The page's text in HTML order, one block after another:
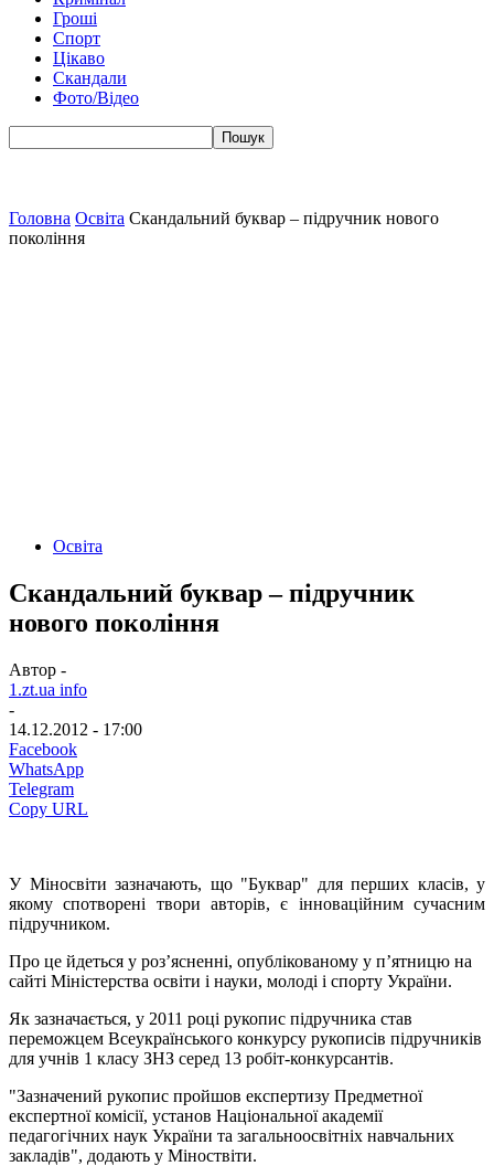
Гроші
Спорт
Цікаво
Скандали
Фото/Відео
Головна Освіта Скандальний буквар – підручник нового
покоління
Освіта
Скандальний буквар – підручник
нового покоління
Автор -
1.zt.ua info
-
14.12.2012 - 17:00
Facebook
WhatsApp
Telegram
Copy URL
У Міносвіти зазначають, що "Буквар" для перших класів, у
якому спотворені твори авторів, є інноваційним сучасним
підручником.
Про це йдеться у роз’ясненні, опублікованому у п’ятницю на
сайті Міністерства освіти і науки, молоді і спорту України.
Як зазначається, у 2011 році рукопис підручника став
переможцем Всеукраїнського конкурсу рукописів підручників
для учнів 1 класу ЗНЗ серед 13 робіт-конкурсантів.
"Зазначений рукопис пройшов експертизу Предметної
експертної комісії, установ Національної академії
педагогічних наук України та загальноосвітніх навчальних
закладів", додають у Міноствіти.